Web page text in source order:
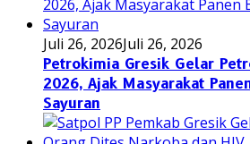
Juli 26, 2026Juli 26, 2026
Petrokimia Gresik Gelar
2026, Ajak Masyarakat
Sayuran